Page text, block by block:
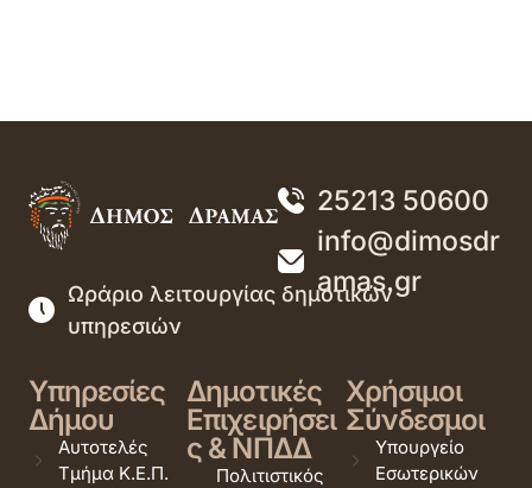
25213 50600
info@dimosdr
amas.gr
Ωράριο λειτουργίας δημοτικών
υπηρεσιών
Υπηρεσίες
Δήμου
Αυτοτελές
Τμήμα Κ.Ε.Π.
Δημοτικές
Επιχειρήσει
ς & ΝΠΔΔ
Πολιτιστικός
Χρήσιμοι
Σύνδεσμοι
Υπουργείο
Εσωτερικών